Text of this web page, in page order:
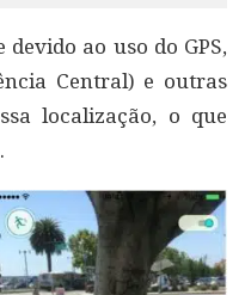
ao uso do GPS,
Central) e outras
localização, o que